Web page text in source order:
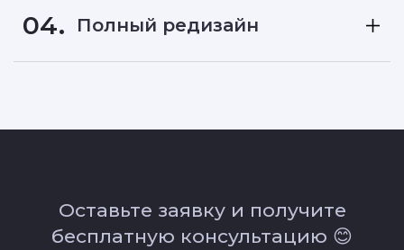
04. Полный редизайн
Оставьте заявку и получите
бесплатную консультацию 😊